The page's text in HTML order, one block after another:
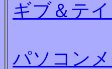
ギブ＆テイ
パソコン